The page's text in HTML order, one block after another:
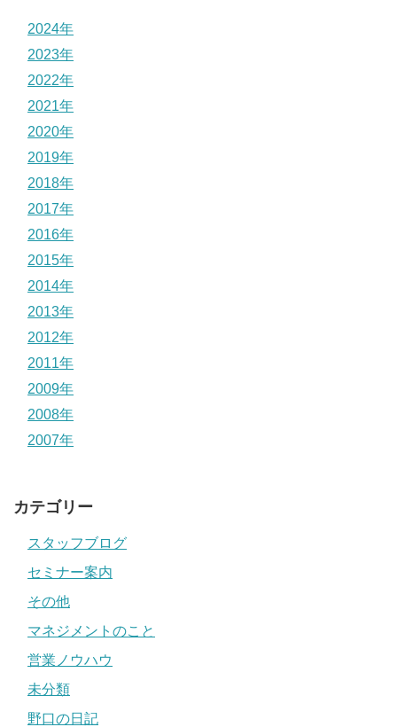
2024年
2023年
2022年
2021年
2020年
2019年
2018年
2017年
2016年
2015年
2014年
2013年
2012年
2011年
2009年
2008年
2007年
カテゴリー
スタッフブログ
セミナー案内
その他
マネジメントのこと
営業ノウハウ
未分類
野口の日記